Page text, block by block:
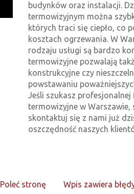
budynków oraz instalacji.
termowizyjnym można
których traci się ciepło, co
kosztach ogrzewania. W
rodzaju usługi są bardzo
termowizyjne pozwalają
konstrukcyjne czy
powstawaniu
Jeśli szukasz
termowizyjne w Warszawie,
skontaktuj się z nami już
oszczędność naszych
Poleć stronę Wpis zawiera